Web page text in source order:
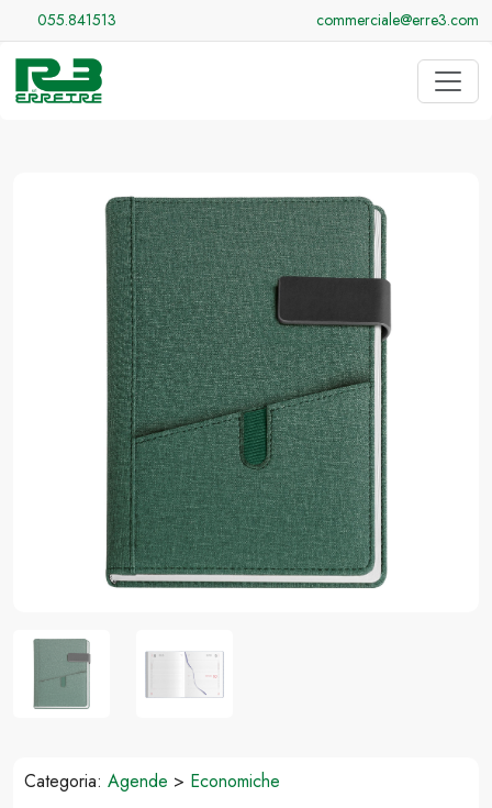
055.841513 commerciale@erre3.com
Categoria: Agende > Economiche